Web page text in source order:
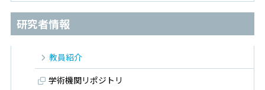
研究者情報
教員紹介
学術機関リポジトリ